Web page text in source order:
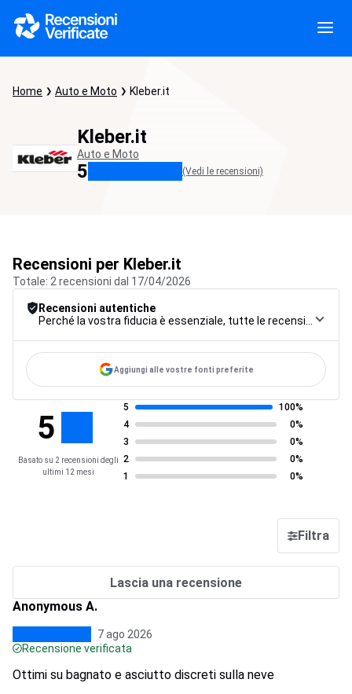
Home Auto e Moto Kleber.it
Kleber.it
Auto e Moto
5 (Vedi le recensioni)
Recensioni per Kleber.it
Totale: 2 recensioni dal 17/04/2026
Recensioni autentiche
Aggiungi alle vostre fonti preferite
5
Basato su 2 recensioni degli
ultimi 12 mesi
5
100%
4
0%
3
0%
2
0%
1
0%
Filtra
Lascia una recensione
Anonymous A.
7 ago 2026
Recensione verificata
Ottimi su bagnato e asciutto discreti sulla neve